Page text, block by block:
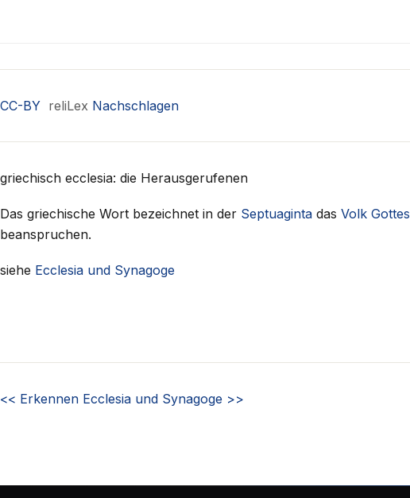
CC-BY reliLex Nachschlagen
griechisch ecclesia: die Herausgerufenen
Das griechische Wort bezeichnet in der Septuaginta das Volk Gottes
beanspruchen.
siehe Ecclesia und Synagoge
<< Erkennen Ecclesia und Synagoge >>